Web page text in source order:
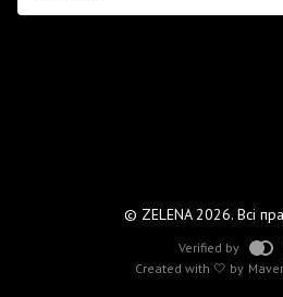
© ZELENA 2026. Всі
Created with 🤍 by
Verified by